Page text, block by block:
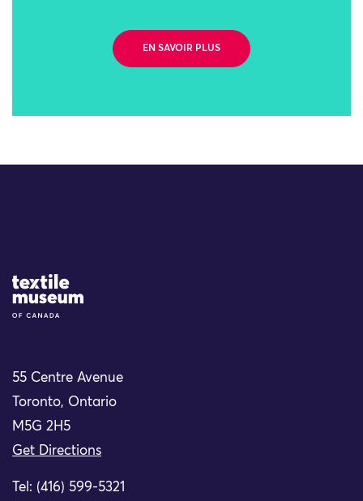
EN SAVOIR PLUS
Site Logo
55 Centre Avenue
Toronto, Ontario
M5G 2H5
Get Directions
Tel: (416) 599-5321